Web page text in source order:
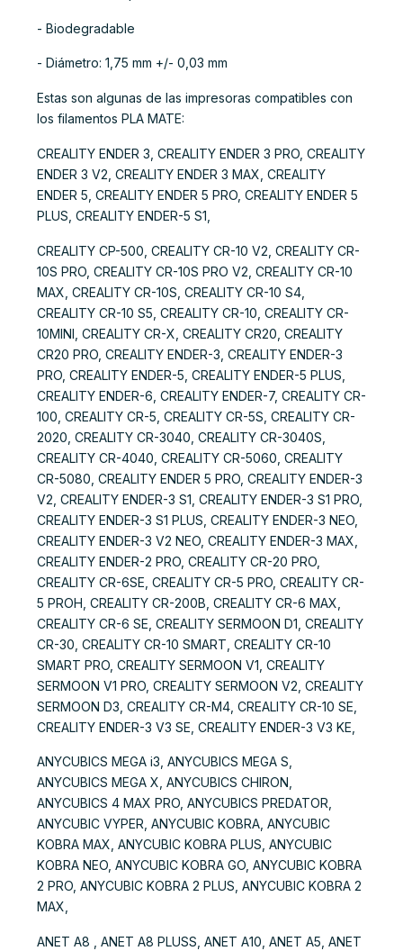
- Biodegradable
- Diámetro: 1,75 mm +/- 0,03 mm
Estas son algunas de las impresoras compatibles con
los filamentos PLA MATE:
CREALITY ENDER 3, CREALITY ENDER 3 PRO, CREALITY
ENDER 3 V2, CREALITY ENDER 3 MAX, CREALITY
ENDER 5, CREALITY ENDER 5 PRO, CREALITY ENDER 5
PLUS, CREALITY ENDER-5 S1,
CREALITY CP-500, CREALITY CR-10 V2, CREALITY CR-
10S PRO, CREALITY CR-10S PRO V2, CREALITY CR-10
MAX, CREALITY CR-10S, CREALITY CR-10 S4,
CREALITY CR-10 S5, CREALITY CR-10, CREALITY CR-
10MINI, CREALITY CR-X, CREALITY CR20, CREALITY
CR20 PRO, CREALITY ENDER-3, CREALITY ENDER-3
PRO, CREALITY ENDER-5, CREALITY ENDER-5 PLUS,
CREALITY ENDER-6, CREALITY ENDER-7, CREALITY CR-
100, CREALITY CR-5, CREALITY CR-5S, CREALITY CR-
2020, CREALITY CR-3040, CREALITY CR-3040S,
CREALITY CR-4040, CREALITY CR-5060, CREALITY
CR-5080, CREALITY ENDER 5 PRO, CREALITY ENDER-3
V2, CREALITY ENDER-3 S1, CREALITY ENDER-3 S1 PRO,
CREALITY ENDER-3 S1 PLUS, CREALITY ENDER-3 NEO,
CREALITY ENDER-3 V2 NEO, CREALITY ENDER-3 MAX,
CREALITY ENDER-2 PRO, CREALITY CR-20 PRO,
CREALITY CR-6SE, CREALITY CR-5 PRO, CREALITY CR-
5 PROH, CREALITY CR-200B, CREALITY CR-6 MAX,
CREALITY CR-6 SE, CREALITY SERMOON D1, CREALITY
CR-30, CREALITY CR-10 SMART, CREALITY CR-10
SMART PRO, CREALITY SERMOON V1, CREALITY
SERMOON V1 PRO, CREALITY SERMOON V2, CREALITY
SERMOON D3, CREALITY CR-M4, CREALITY CR-10 SE,
CREALITY ENDER-3 V3 SE, CREALITY ENDER-3 V3 KE,
ANYCUBICS MEGA i3, ANYCUBICS MEGA S,
ANYCUBICS MEGA X, ANYCUBICS CHIRON,
ANYCUBICS 4 MAX PRO, ANYCUBICS PREDATOR,
ANYCUBIC VYPER, ANYCUBIC KOBRA, ANYCUBIC
KOBRA MAX, ANYCUBIC KOBRA PLUS, ANYCUBIC
KOBRA NEO, ANYCUBIC KOBRA GO, ANYCUBIC KOBRA
2 PRO, ANYCUBIC KOBRA 2 PLUS, ANYCUBIC KOBRA 2
MAX,
ANET A8 , ANET A8 PLUSS, ANET A10, ANET A5, ANET